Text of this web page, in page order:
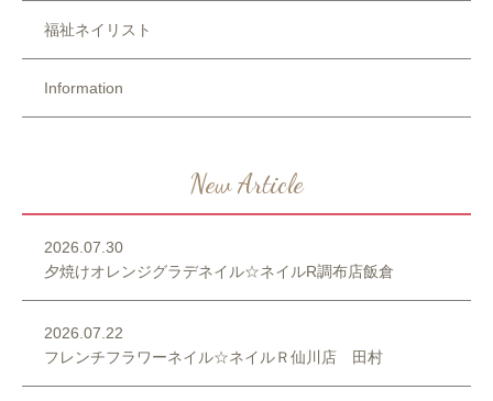
福祉ネイリスト
Information
New Article
2026.07.30
夕焼けオレンジグラデネイル☆ネイルR調布店飯倉
2026.07.22
フレンチフラワーネイル☆ネイルＲ仙川店 田村